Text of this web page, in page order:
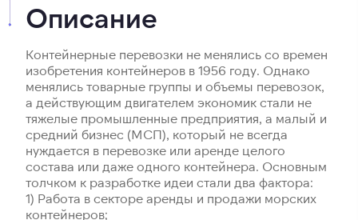
Описание
Контейнерные перевозки не менялись со времен
изобретения контейнеров в 1956 году. Однако
менялись товарные группы и объемы перевозок,
а действующим двигателем экономик стали не
тяжелые промышленные предприятия, а малый и
средний бизнес (МСП), который не всегда
нуждается в перевозке или аренде целого
состава или даже одного контейнера. Основным
толчком к разработке идеи стали два фактора:
1) Работа в секторе аренды и продажи морских
контейнеров;